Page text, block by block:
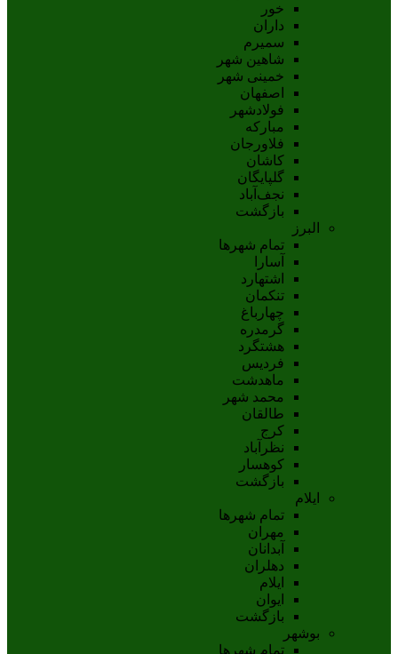
خور
داران
سمیرم
شاهین شهر
خمینی شهر
اصفهان
فولادشهر
مبارکه
فلاورجان
کاشان
گلپايگان
نجف‌آباد
بازگشت
البرز
تمام شهر‌ها
آسارا
اشتهارد
تنکمان
چهارباغ
گرمدره
هشتگرد
فردیس
ماهدشت
محمد شهر
طالقان
کرج
نظرآباد
کوهسار
بازگشت
ایلام
تمام شهر‌ها
مهران
آبدانان
دهلران
ايلام
ايوان
بازگشت
بوشهر
تمام شهر‌ها